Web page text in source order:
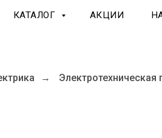
КАТАЛОГ АКЦИИ
→ Электротехническая